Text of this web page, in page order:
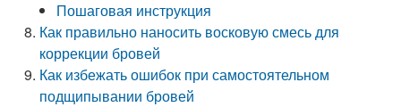
Пошаговая инструкция
Как правильно наносить восковую смесь для
коррекции бровей
Как избежать ошибок при самостоятельном
подщипывании бровей